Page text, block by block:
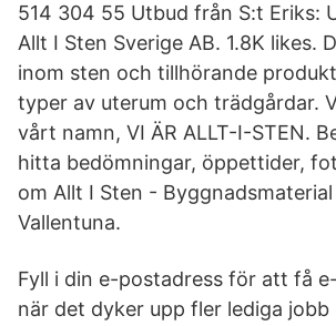
514 304 55 Utbud från S:t Eriks:
Allt I Sten Sverige AB. 1.8K likes.
inom sten och tillhörande
typer av uterum och trädgårdar.
vårt namn, VI ÄR ALLT-I-STEN.
hitta bedömningar, öppettider,
om Allt I Sten -
Vallentuna.
Fyll i din e-postadress för att få
när det dyker upp fler lediga jobb